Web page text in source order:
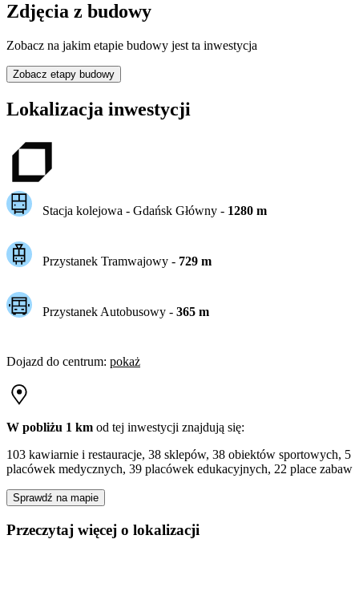
Zdjęcia z budowy
Zobacz na jakim etapie budowy jest ta inwestycja
Zobacz etapy budowy
Lokalizacja inwestycji
Stacja kolejowa - Gdańsk Główny- 1280m
Przystanek Tramwajowy - 729m
Przystanek Autobusowy - 365m
Dojazd do centrum: pokaż
W pobliżu 1 km od tej inwestycji znajdują się:
103 kawiarnie i restauracje, 38 sklepów, 38 obiektów sportowych, 5
placówek medycznych, 39 placówek edukacyjnych, 22 place zabaw
Sprawdź na mapie
Przeczytaj więcej o lokalizacji